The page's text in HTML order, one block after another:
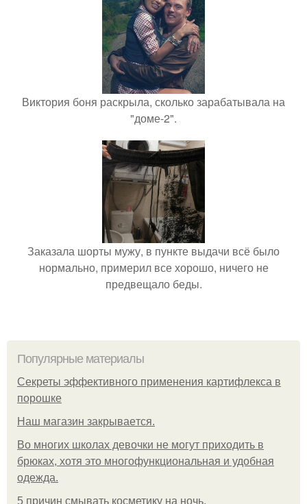
Виктория боня раскрыла, сколько зарабатывала на
"доме-2".
Заказала шорты мужу, в пункте выдачи всё было
нормально, примерил все хорошо, ничего не
предвещало беды.
Популярные материалы
Секреты эффективного применения картифлекса в
порошке
Нaш магaзин зaкрывaeтся.
Во многих школах девочки не могут приходить в
брюках, хотя это многофункциональная и удобная
одежда.
5 причин смывать косметику на ночь.